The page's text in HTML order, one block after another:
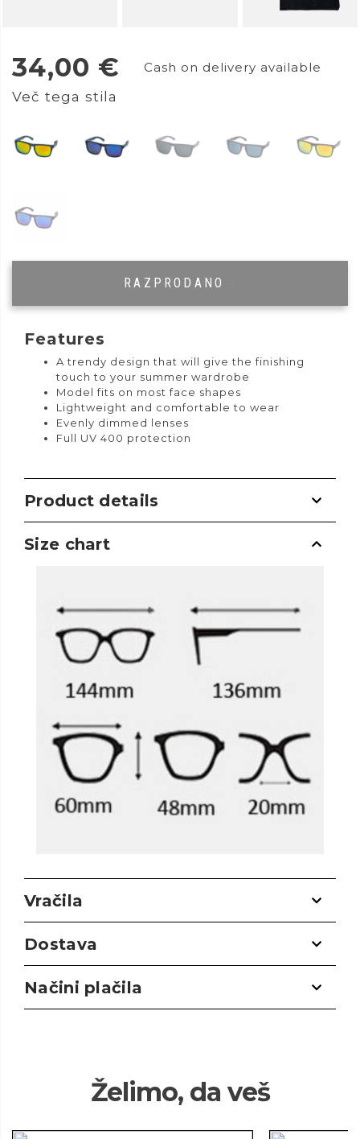
34,00 € Cash on delivery available
Več tega stila
RAZPRODANO
Features
A trendy design that will give the finishing
touch to your summer wardrobe
Model fits on most face shapes
Lightweight and comfortable to wear
Evenly dimmed lenses
Full UV 400 protection
Product details
Size chart
Vračila
Dostava
Načini plačila
Želimo, da veš